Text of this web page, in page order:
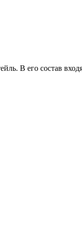
В его состав